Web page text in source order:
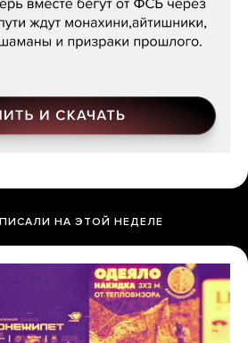
НА ЭТОЙ НЕДЕЛЕ